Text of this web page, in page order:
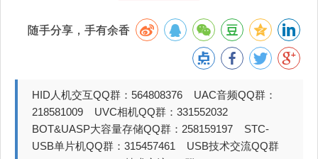
随手分享，手有余香
HID人机交互QQ群：564808376 UAC音频QQ群：
218581009 UVC相机QQ群：331552032
BOT&UASP大容量存储QQ群：258159197 STC-
USB单片机QQ群：315457461 USB技术交流QQ群